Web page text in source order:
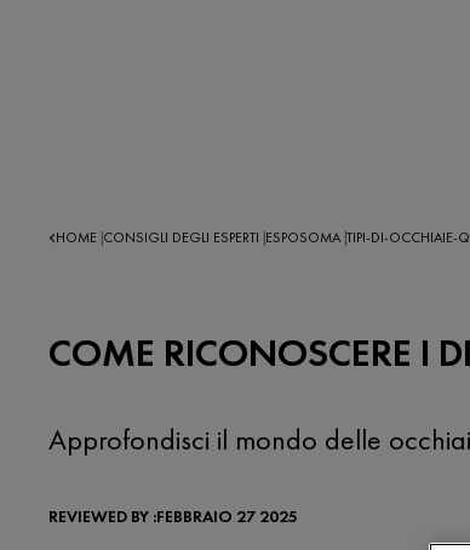
HOME CONSIGLI DEGLI ESPERTI ESPOSOMA TIPI-DI-OCCHIAIE-
COME RICONOSCERE I
Approfondisci il mondo delle
REVIEWED BY :FEBBRAIO 27 2025